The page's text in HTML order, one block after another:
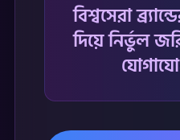
বিশ্বসেরা
দিয়ে নির্ভুল